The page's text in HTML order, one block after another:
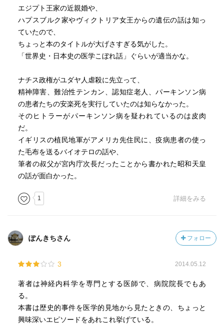
エジプト王家の近親婚や、
ハプスブルク家やヴィクトリア女王からの遺伝の話は知っ
ていたので、
ちょっと本のタイトルが大げさすぎる気がした。
「世界史・日本史の医学こぼれ話」ぐらいが適当かな。
ナチス政権がユダヤ人虐殺に先立って、
精神障害、難治性テンカン、認知症老人、パーキンソン病
の患者たちの安楽死を実行していたのは知らなかった。
そのヒトラーがパーキンソン病を疑われているのは皮肉
だ。
イギリスの植民地軍がアメリカ先住民に、疫病患者の使っ
た毛布を送るバイオテロの話や、
筆者の叔父が宮内庁次長だったことから書かれた昭和天皇
の話が面白かった。
1 詳細をみる
ぽんきちさん フォロー
3 2014.05.12
著者は神経内科学を専門とする医師で、病院院長でもあ
る。
本書は歴史的事件を医学的見地から見たときの、ちょっと
興味深いエピソードをあれこれ挙げている。